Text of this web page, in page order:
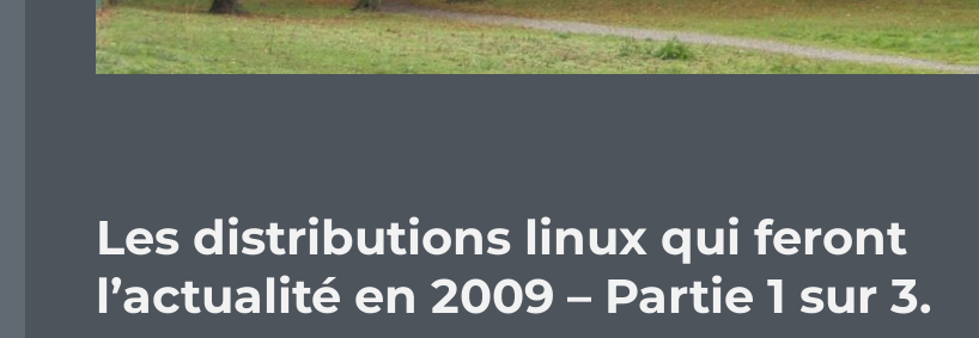
Les distributions linux qui feront
l’actualité en 2009 – Partie 1 sur 3.